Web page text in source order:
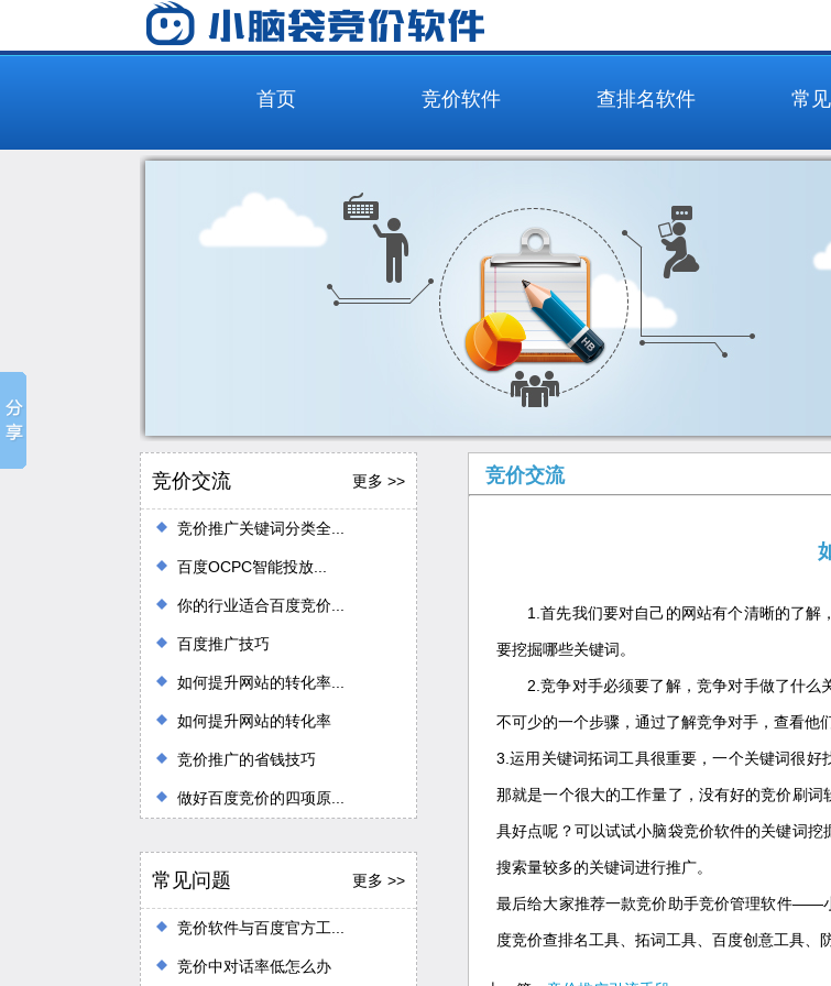
首页 竞价软件 查排名软件 常
竞价交流 更多 >>
竞价推广关键词分类全...
百度OCPC智能投放...
你的行业适合百度竞价...
百度推广技巧
如何提升网站的转化率...
如何提升网站的转化率
竞价推广的省钱技巧
做好百度竞价的四项原...
常见问题 更多 >>
竞价软件与百度官方工...
竞价中对话率低怎么办
竞价交流
1.首先我们要对自己的网站有个清晰的了
要挖掘哪些关键词。
2.竞争对手必须要了解，竞争对手做了什
不可少的一个步骤，通过了解竞争对手，查看他
3.运用关键词拓词工具很重要，一个关键词很好
那就是一个很大的工作量了，没有好的竞价刷
具好点呢？可以试试小脑袋竞价软件的关键词
搜索量较多的关键词进行推广。
最后给大家推荐一款竞价助手竞价管理软件——
度竞价查排名工具、拓词工具、百度创意工具、